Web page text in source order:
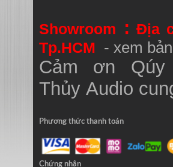
Showroom : Địa
Tp.HCM - xem
Cảm ơn
Thủy Audio
Phương thức thanh toán
Chứng nhận